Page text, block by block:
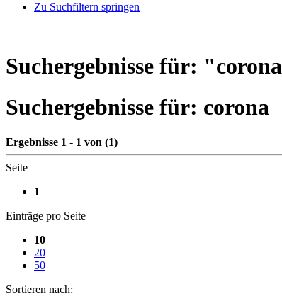
Zu Suchfiltern springen
Suchergebnisse für: "corona
Suchergebnisse für: corona
Ergebnisse 1 - 1 von (1)
Seite
1
Einträge pro Seite
10
20
50
Sortieren nach: